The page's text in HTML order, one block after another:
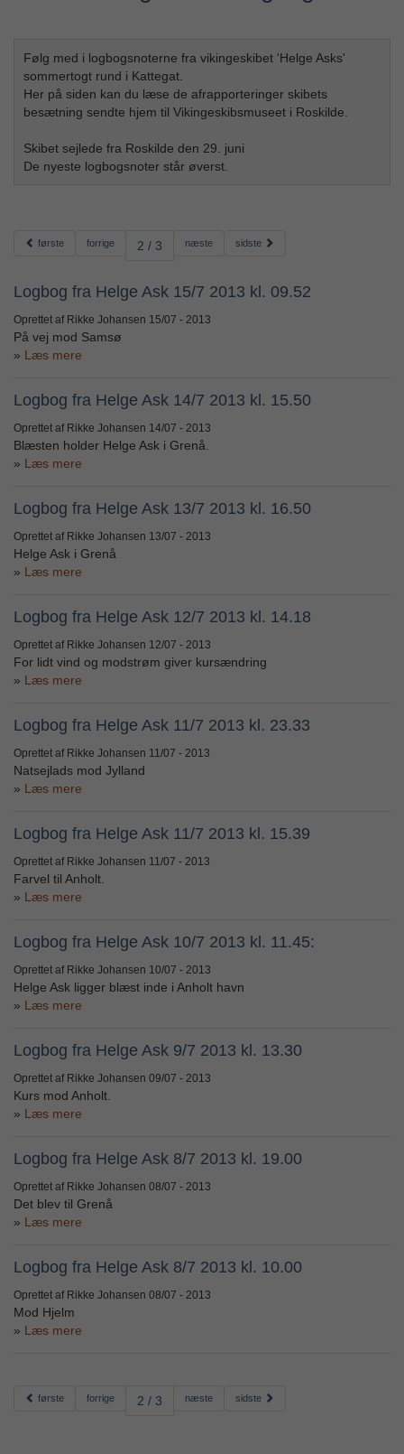
Følg med i logbogsnoterne fra vikingeskibet 'Helge Asks'
sommertogt rund i Kattegat.
Her på siden kan du læse de afrapporteringer skibets
besætning sendte hjem til Vikingeskibsmuseet i Roskilde.
Skibet sejlede fra Roskilde den 29. juni
De nyeste logbogsnoter står øverst.
første forrige 2 / 3 næste sidste
Logbog fra Helge Ask 15/7 2013 kl. 09.52
Oprettet af Rikke Johansen 15/07 - 2013
På vej mod Samsø
Læs mere
Logbog fra Helge Ask 14/7 2013 kl. 15.50
Oprettet af Rikke Johansen 14/07 - 2013
Blæsten holder Helge Ask i Grenå.
Læs mere
Logbog fra Helge Ask 13/7 2013 kl. 16.50
Oprettet af Rikke Johansen 13/07 - 2013
Helge Ask i Grenå
Læs mere
Logbog fra Helge Ask 12/7 2013 kl. 14.18
Oprettet af Rikke Johansen 12/07 - 2013
For lidt vind og modstrøm giver kursændring
Læs mere
Logbog fra Helge Ask 11/7 2013 kl. 23.33
Oprettet af Rikke Johansen 11/07 - 2013
Natsejlads mod Jylland
Læs mere
Logbog fra Helge Ask 11/7 2013 kl. 15.39
Oprettet af Rikke Johansen 11/07 - 2013
Farvel til Anholt.
Læs mere
Logbog fra Helge Ask 10/7 2013 kl. 11.45:
Oprettet af Rikke Johansen 10/07 - 2013
Helge Ask ligger blæst inde i Anholt havn
Læs mere
Logbog fra Helge Ask 9/7 2013 kl. 13.30
Oprettet af Rikke Johansen 09/07 - 2013
Kurs mod Anholt.
Læs mere
Logbog fra Helge Ask 8/7 2013 kl. 19.00
Oprettet af Rikke Johansen 08/07 - 2013
Det blev til Grenå
Læs mere
Logbog fra Helge Ask 8/7 2013 kl. 10.00
Oprettet af Rikke Johansen 08/07 - 2013
Mod Hjelm
Læs mere
første forrige 2 / 3 næste sidste